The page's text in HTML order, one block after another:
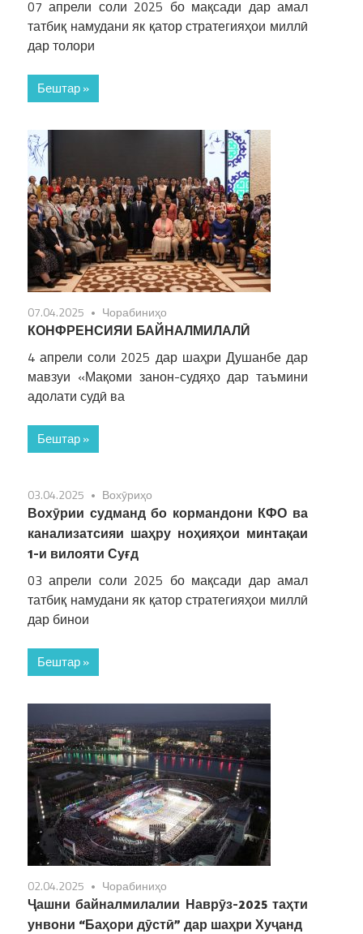
07 апрели соли 2025 бо мақсади дар амал
татбиқ намудани як қатор стратегияҳои миллӣ
дар толори
Бештар »
07.04.2025 Чорабиниҳо
КОНФРЕНСИЯИ БАЙНАЛМИЛАЛӢ
4 апрели соли 2025 дар шаҳри Душанбе дар
мавзуи «Мақоми занон-судяҳо дар таъмини
адолати судӣ ва
Бештар »
03.04.2025 Вохӯриҳо
Вохӯрии судманд бо кормандони КФО ва
канализатсияи шаҳру ноҳияҳои минтақаи
1-и вилояти Суғд
03 апрели соли 2025 бо мақсади дар амал
татбиқ намудани як қатор стратегияҳои миллӣ
дар бинои
Бештар »
02.04.2025 Чорабиниҳо
Ҷашни байналмилалии Наврӯз-2025 таҳти
унвони “Баҳори дӯстӣ” дар шаҳри Хуҷанд